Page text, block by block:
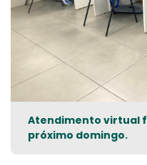
Atendimento virtual
próximo domingo.